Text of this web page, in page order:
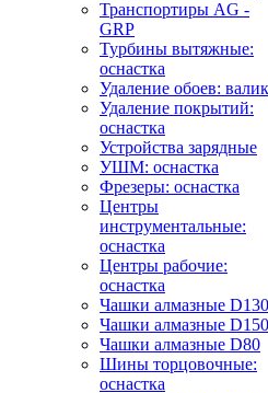
Транспортиры AG -
GRP
Турбины вытяжные:
оснастка
Удаление обоев:
Удаление покрытий:
оснастка
Устройства зарядные
УШМ: оснастка
Фрезеры: оснастка
Центры
инструментальные:
оснастка
Центры рабочие:
оснастка
Чашки алмазные D130
Чашки алмазные D150
Чашки алмазные D80
Шины торцовочные:
оснастка